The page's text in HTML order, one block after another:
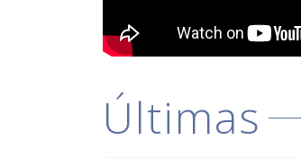
Últimas